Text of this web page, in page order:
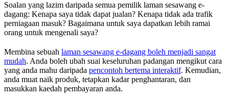
Soalan yang lazim daripada semua pemilik laman sesawang e-
dagang: Kenapa saya tidak dapat jualan? Kenapa tidak ada trafik
perniagaan masuk? Bagaimana untuk saya dapatkan lebih ramai
orang untuk mengenali saya?
Membina sebuah laman sesawang e-dagang boleh menjadi sangat
mudah. Anda boleh ubah suai keseluruhan padangan mengikut cara
yang anda mahu daripada pencontoh bertema interaktif. Kemudian,
anda muat naik produk, tetapkan kadar penghantaran, dan
masukkan kaedah pembayaran anda.